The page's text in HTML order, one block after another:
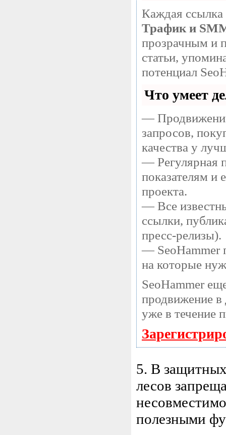
Каждая ссылка
Трафик и
прозрачным и
статьи,
потенциал
Что умеет
—
запросов,
качества у
— Регулярная
показателям и
проекта.
— Все
ссылки,
пресс-релизы).
— SeoHammer
на которые
SeoHammer
продвижение в
уже в течение
5. В
лесов
полезными